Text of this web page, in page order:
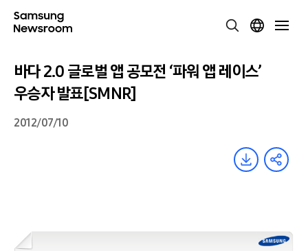
바다 2.0 글로벌 앱 공모전 ‘파워 앱 레이스’
우승자 발표[SMNR]
2012/07/10